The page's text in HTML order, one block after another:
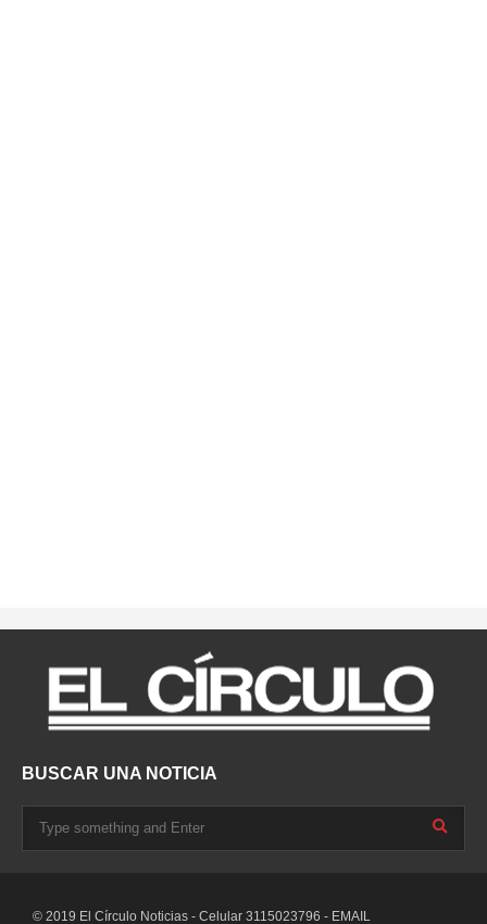
BUSCAR UNA NOTICIA
© 2019 El Círculo Noticias - Celular 3115023796 - EMAIL